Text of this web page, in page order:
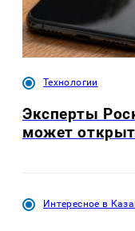
Технологии
Эксперты
может
Интересное в